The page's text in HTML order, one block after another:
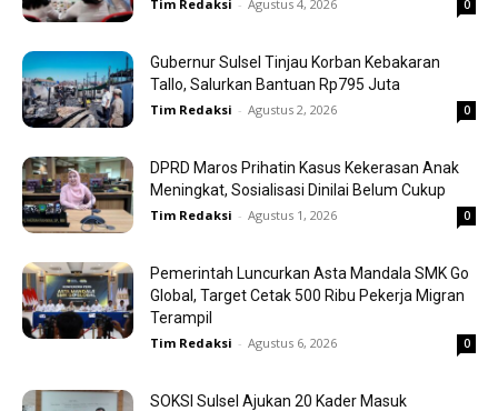
Tim Redaksi - Agustus 4, 2026 0
Gubernur Sulsel Tinjau Korban Kebakaran
Tallo, Salurkan Bantuan Rp795 Juta
Tim Redaksi - Agustus 2, 2026 0
DPRD Maros Prihatin Kasus Kekerasan Anak
Meningkat, Sosialisasi Dinilai Belum Cukup
Tim Redaksi - Agustus 1, 2026 0
Pemerintah Luncurkan Asta Mandala SMK Go
Global, Target Cetak 500 Ribu Pekerja Migran
Terampil
Tim Redaksi - Agustus 6, 2026 0
SOKSI Sulsel Ajukan 20 Kader Masuk